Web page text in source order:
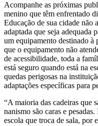
Acompanhe as próximas
menino que têm enfrentado
Educação de sua cidade não
adaptada que seja adequada
um equipamento destinado à
que o equipamento não
de acessibilidade, toda a
está seguro quando está na
quedas perigosas na
adaptações específicas para
“A maioria das cadeiras que
nanismo são caras e pesadas.
escola que troca de sala, por